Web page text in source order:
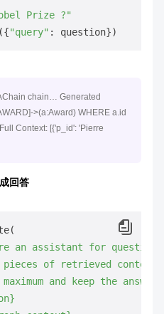
Prize ?"
"query"
chain… Generated
>(a:Award) WHERE a.id
Context: [{'p_id': 'Pierre
回答
an assistant for
of retrieved
and keep the answer